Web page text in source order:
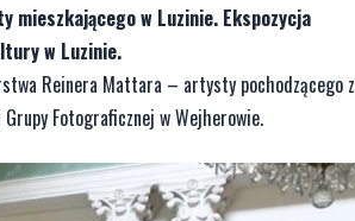
w Luzinie. Ekspozycja
w Luzinie.
Reinera Mattara – artysty pochodzącego z
Fotograficznej w Wejherowie.